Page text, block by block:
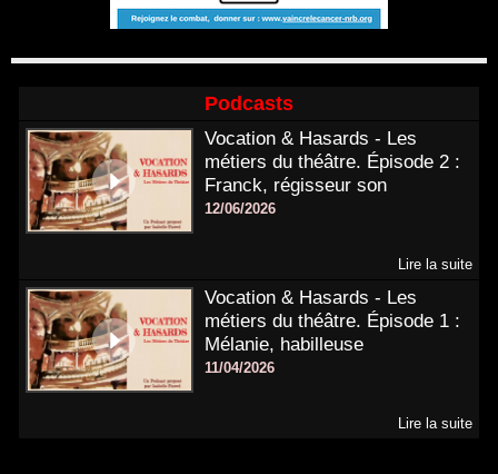
Podcasts
Vocation & Hasards - Les
métiers du théâtre. Épisode 2 :
Franck, régisseur son
12/06/2026
Lire la suite
Vocation & Hasards - Les
métiers du théâtre. Épisode 1 :
Mélanie, habilleuse
11/04/2026
Lire la suite